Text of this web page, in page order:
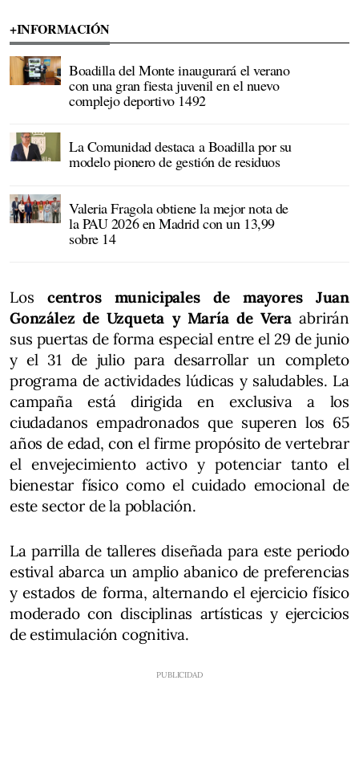
+INFORMACIÓN
Boadilla del Monte inaugurará el verano
con una gran fiesta juvenil en el nuevo
complejo deportivo 1492
La Comunidad destaca a Boadilla por su
modelo pionero de gestión de residuos
Valeria Fragola obtiene la mejor nota de
la PAU 2026 en Madrid con un 13,99
sobre 14
Los centros municipales de mayores Juan
González de Uzqueta y María de Vera abrirán
sus puertas de forma especial entre el 29 de junio
y el 31 de julio para desarrollar un completo
programa de actividades lúdicas y saludables. La
campaña está dirigida en exclusiva a los
ciudadanos empadronados que superen los 65
años de edad, con el firme propósito de vertebrar
el envejecimiento activo y potenciar tanto el
bienestar físico como el cuidado emocional de
este sector de la población.
La parrilla de talleres diseñada para este periodo
estival abarca un amplio abanico de preferencias
y estados de forma, alternando el ejercicio físico
moderado con disciplinas artísticas y ejercicios
de estimulación cognitiva.